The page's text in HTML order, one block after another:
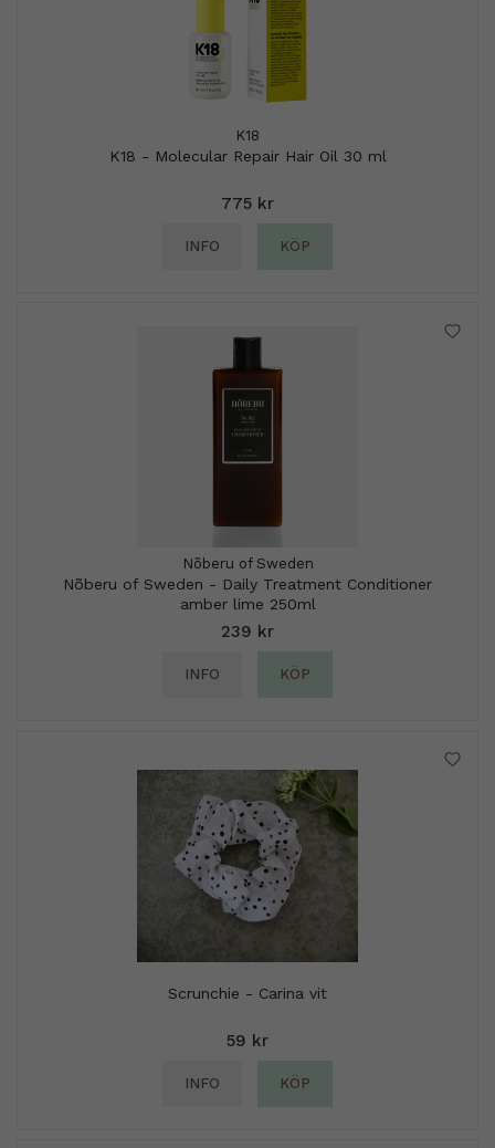
K18
K18 - Molecular Repair Hair Oil 30 ml
775 kr
INFO KÖP
Nõberu of Sweden
Nõberu of Sweden - Daily Treatment Conditioner
amber lime 250ml
239 kr
INFO KÖP
Scrunchie - Carina vit
59 kr
INFO KÖP